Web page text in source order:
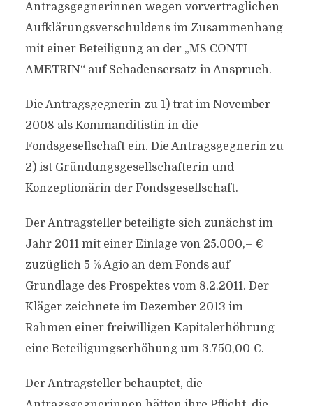
Antragsgegnerinnen wegen vorvertraglichen
Aufklärungsverschuldens im Zusammenhang
mit einer Beteiligung an der „MS CONTI
AMETRIN“ auf Schadensersatz in Anspruch.
Die Antragsgegnerin zu 1) trat im November
2008 als Kommanditistin in die
Fondsgesellschaft ein. Die Antragsgegnerin zu
2) ist Gründungsgesellschafterin und
Konzeptionärin der Fondsgesellschaft.
Der Antragsteller beteiligte sich zunächst im
Jahr 2011 mit einer Einlage von 25.000,– €
zuzüglich 5 % Agio an dem Fonds auf
Grundlage des Prospektes vom 8.2.2011. Der
Kläger zeichnete im Dezember 2013 im
Rahmen einer freiwilligen Kapitalerhöhrung
eine Beteiligungserhöhung um 3.750,00 €.
Der Antragsteller behauptet, die